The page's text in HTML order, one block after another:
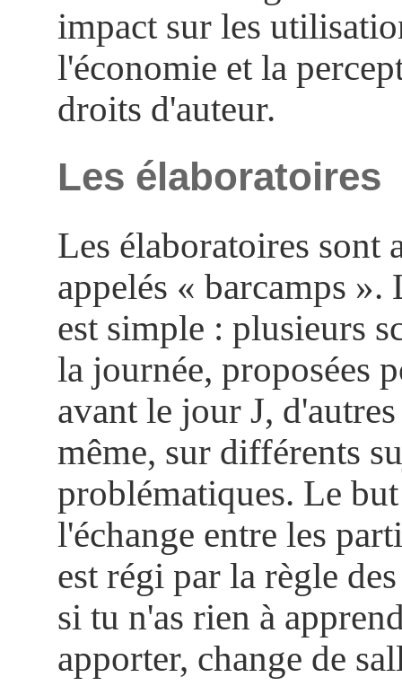
impact sur les
l'économie et la
droits d'auteur.
Les élaboratoires
Les élaboratoires sont
appelés « barcamps
est simple : plusieurs
la journée, proposées
avant le jour J,
même, sur différents
problématiques. Le
l'échange entre les
est régi par la règle
si tu n'as rien à
apporter, change de